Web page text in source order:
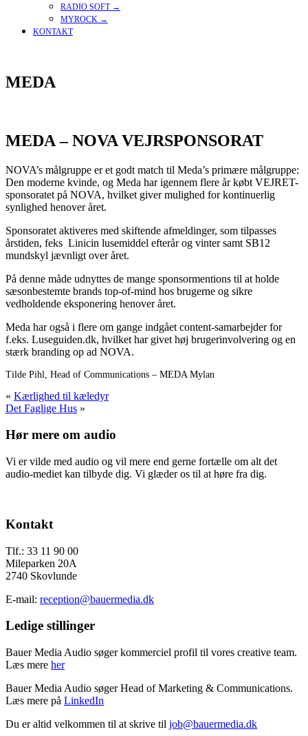
RADIO SOFT →
MYROCK →
KONTAKT
MEDA
MEDA– NOVA VEJRSPONSORAT
NOVA’s målgruppe er et godt match til Meda’s primære målgruppe:
Den moderne kvinde, og Meda har igennem flere år købt VEJRET-
sponsoratet på NOVA, hvilket giver mulighed for kontinuerlig
synlighed henover året.
Sponsoratet aktiveres med skiftende afmeldinger, som tilpasses
årstiden, feks Linicin lusemiddel efterår og vinter samt SB12
mundskyl jævnligt over året.
På denne måde udnyttes de mange sponsormentions til at holde
sæsonbestemte brands top-of-mind hos brugerne og sikre
vedholdende eksponering henover året.
Meda har også i flere om gange indgået content-samarbejder for
f.eks. Luseguiden.dk, hvilket har givet høj brugerinvolvering og en
stærk branding op ad NOVA.
Tilde Pihl, Head of Communications – MEDA Mylan
« Kærlighed til kæledyr
Det Faglige Hus »
Hør mere om audio
Vi er vilde med audio og vil mere end gerne fortælle om alt det
audio-mediet kan tilbyde dig. Vi glæder os til at høre fra dig.
Footer
Kontakt
Tlf.: 33 11 90 00
Mileparken 20A
2740 Skovlunde
E-mail: reception@bauermedia.dk
Ledige stillinger
Bauer Media Audio søger kommerciel profil til vores creative team.
Læs mere her
Bauer Media Audio søger Head of Marketing & Communications.
Læs mere på LinkedIn
Du er altid velkommen til at skrive til job@bauermedia.dk